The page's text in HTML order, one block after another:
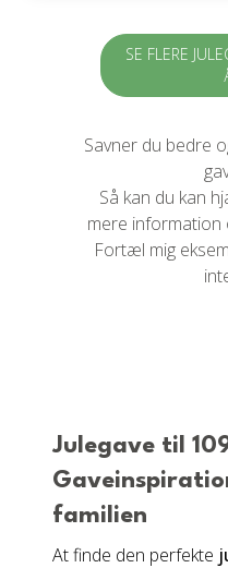
SE FLERE
Savner du bedre
Så kan du kan
mere information
Fortæl mig
Julegave til
familien
At finde den perfekte